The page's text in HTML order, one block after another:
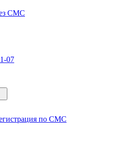
СМС
07
по СМС